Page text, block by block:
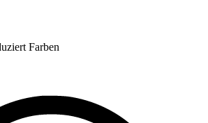
Farben